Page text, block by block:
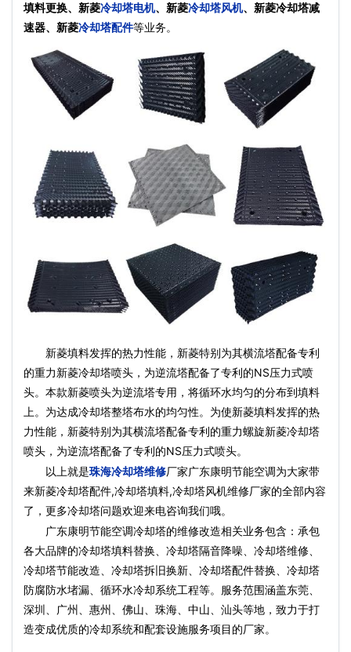
填料更换、新菱冷却塔电机、新菱冷却塔风机、新菱冷却塔减
速器、新菱冷却塔配件等业务。
新菱填料发挥的热力性能，新菱特别为其横流塔配备专利
的重力新菱冷却塔喷头，为逆流塔配备了专利的NS压力式喷
头。本款新菱喷头为逆流塔专用，将循环水均匀的分布到填料
上。为达成冷却塔整塔布水的均匀性。为使新菱填料发挥的热
力性能，新菱特别为其横流塔配备专利的重力螺旋新菱冷却塔
喷头，为逆流塔配备了专利的NS压力式喷头。
以上就是珠海冷却塔维修厂家广东康明节能空调为大家带
来新菱冷却塔配件,冷却塔填料,冷却塔风机维修厂家的全部内容
了，更多冷却塔问题欢迎来电咨询我们哦。
广东康明节能空调冷却塔的维修改造相关业务包含：承包
各大品牌的冷却塔填料替换、冷却塔隔音降噪、冷却塔维修、
冷却塔节能改造、冷却塔拆旧换新、冷却塔配件替换、冷却塔
防腐防水堵漏、循环水冷却系统工程等。服务范围涵盖东莞、
深圳、广州、惠州、佛山、珠海、中山、汕头等地，致力于打
造变成优质的冷却系统和配套设施服务项目的厂家。